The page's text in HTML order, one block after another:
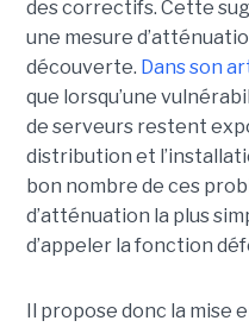
des correctifs. Cette
une mesure
découverte. Dans son
que lorsqu’une
de serveurs restent
distribution et
bon nombre de ces
d’atténuation la plus
d’appeler la fonction
Il propose donc la mise